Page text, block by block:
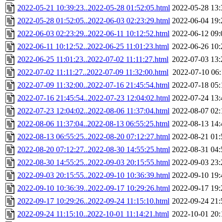
2022-05-21 10:39:23..2022-05-28 01:52:05.html 2022-05-28
2022-05-28 01:52:05..2022-06-03 02:23:29.html 2022-06-04
2022-06-03 02:23:29..2022-06-11 10:12:52.html 2022-06-12
2022-06-11 10:12:52..2022-06-25 11:01:23.html 2022-06-26
2022-06-25 11:01:23..2022-07-02 11:11:27.html 2022-07-03
2022-07-02 11:11:27..2022-07-09 11:32:00.html 2022-07-10
2022-07-09 11:32:00..2022-07-16 21:45:54.html 2022-07-18
2022-07-16 21:45:54..2022-07-23 12:04:02.html 2022-07-24
2022-07-23 12:04:02..2022-08-06 11:37:04.html 2022-08-07
2022-08-06 11:37:04..2022-08-13 06:55:25.html 2022-08-13
2022-08-13 06:55:25..2022-08-20 07:12:27.html 2022-08-21
2022-08-20 07:12:27..2022-08-30 14:55:25.html 2022-08-31
2022-08-30 14:55:25..2022-09-03 20:15:55.html 2022-09-03
2022-09-03 20:15:55..2022-09-10 10:36:39.html 2022-09-10
2022-09-10 10:36:39..2022-09-17 10:29:26.html 2022-09-17
2022-09-17 10:29:26..2022-09-24 11:15:10.html 2022-09-24
2022-09-24 11:15:10..2022-10-01 11:14:21.html 2022-10-01